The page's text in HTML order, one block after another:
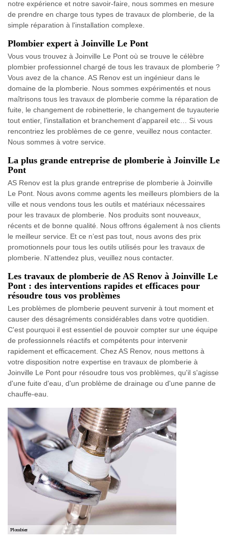
notre expérience et notre savoir-faire, nous sommes en mesure
de prendre en charge tous types de travaux de plomberie, de la
simple réparation à l'installation complexe.
Plombier expert à Joinville Le Pont
Vous vous trouvez à Joinville Le Pont où se trouve le célèbre
plombier professionnel chargé de tous les travaux de plomberie ?
Vous avez de la chance. AS Renov est un ingénieur dans le
domaine de la plomberie. Nous sommes expérimentés et nous
maîtrisons tous les travaux de plomberie comme la réparation de
fuite, le changement de robinetterie, le changement de tuyauterie
tout entier, l’installation et branchement d’appareil etc… Si vous
rencontriez les problèmes de ce genre, veuillez nous contacter.
Nous sommes à votre service.
La plus grande entreprise de plomberie à Joinville Le
Pont
AS Renov est la plus grande entreprise de plomberie à Joinville
Le Pont. Nous avons comme agents les meilleurs plombiers de la
ville et nous vendons tous les outils et matériaux nécessaires
pour les travaux de plomberie. Nos produits sont nouveaux,
récents et de bonne qualité. Nous offrons également à nos clients
le meilleur service. Et ce n’est pas tout, nous avons des prix
promotionnels pour tous les outils utilisés pour les travaux de
plomberie. N’attendez plus, veuillez nous contacter.
Les travaux de plomberie de AS Renov à Joinville Le
Pont : des interventions rapides et efficaces pour
résoudre tous vos problèmes
Les problèmes de plomberie peuvent survenir à tout moment et
causer des désagréments considérables dans votre quotidien.
C'est pourquoi il est essentiel de pouvoir compter sur une équipe
de professionnels réactifs et compétents pour intervenir
rapidement et efficacement. Chez AS Renov, nous mettons à
votre disposition notre expertise en travaux de plomberie à
Joinville Le Pont pour résoudre tous vos problèmes, qu'il s'agisse
d'une fuite d'eau, d'un problème de drainage ou d'une panne de
chauffe-eau.